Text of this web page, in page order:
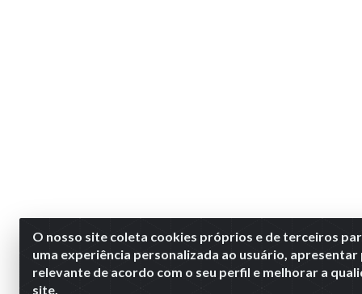
O nosso site coleta cookies próprios e de terceiros
uma experiência personalizada ao usuário,
relevante de acordo com o seu perfil e melhorar a
site.